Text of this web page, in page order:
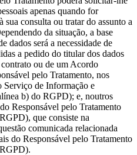
apenas quando for
sua consulta ou tratar do assunto a
da situação, a base
dados será a necessidade de
a pedido do titular dos dados
ou de um Acordo
pelo Tratamento, nos
Serviço de Informação e
b) do RGPD); e, noutros
Responsável pelo Tratamento
que consiste na
comunicada relacionada
do Responsável pelo Tratamento